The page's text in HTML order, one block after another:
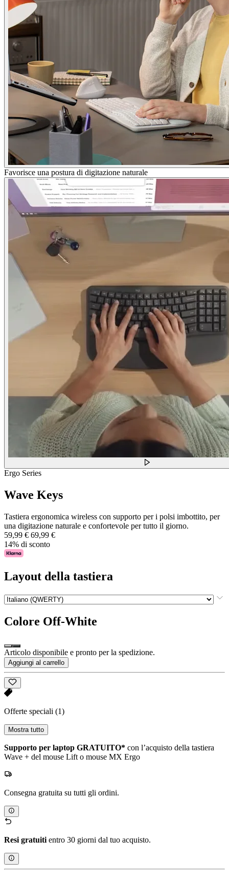
Favorisce una postura di digitazione naturale
Ergo Series
Wave Keys
Tastiera ergonomica wireless con supporto per i polsi imbottito, per
una digitazione naturale e confortevole per tutto il giorno.
59,99 € 69,99 €
14% di sconto
Layout della tastiera
Colore Off-White
Articolo disponibile e pronto per la spedizione.
Aggiungi al carrello
Offerte speciali (1)
Mostra tutto
Supporto per laptop GRATUITO* con l’acquisto della tastiera
Wave + del mouse Lift o mouse MX Ergo
Consegna gratuita su tutti gli ordini.
Resi gratuiti entro 30 giorni dal tuo acquisto.